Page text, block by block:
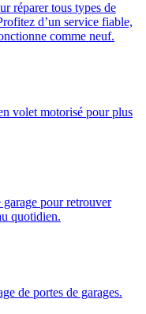
réparer tous types de
d’un service fiable,
comme neuf.
volet motorisé pour plus
garage pour retrouver
quotidien.
de portes de garages.